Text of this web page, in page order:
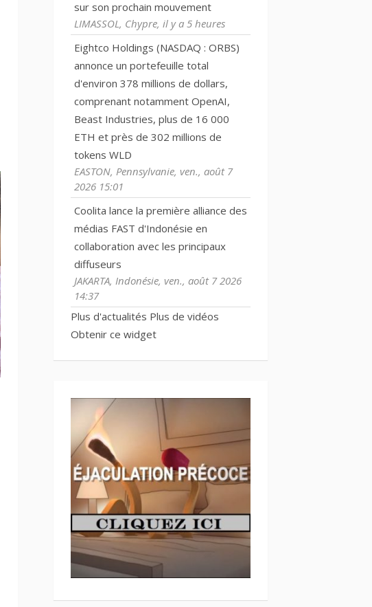
sur son prochain mouvement
LIMASSOL, Chypre, il y a 5 heures
Eightco Holdings (NASDAQ : ORBS)
annonce un portefeuille total
d'environ 378 millions de dollars,
comprenant notamment OpenAI,
Beast Industries, plus de 16 000
ETH et près de 302 millions de
tokens WLD
EASTON, Pennsylvanie, ven., août 7
2026 15:01
Coolita lance la première alliance des
médias FAST d'Indonésie en
collaboration avec les principaux
diffuseurs
JAKARTA, Indonésie, ven., août 7 2026
14:37
Plus d'actualités Plus de vidéos
Obtenir ce widget